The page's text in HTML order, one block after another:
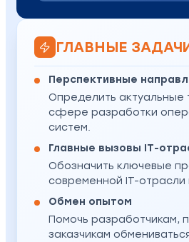
ГЛАВНЫЕ
Перспективные
Определить актуальные
сфере разработки
систем.
Главные вызовы IT-
Обозначить ключевые
современной IT-отрасли
Обмен опытом
Помочь разработчикам,
заказчикам